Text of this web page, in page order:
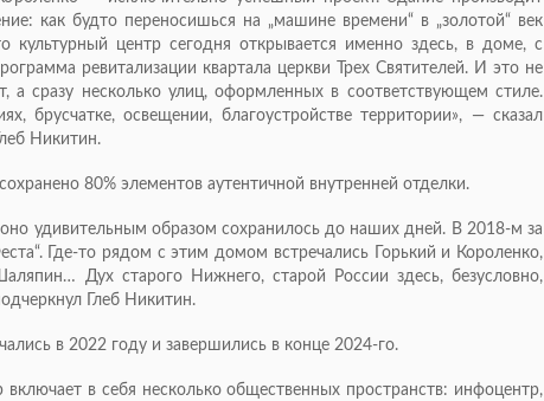
как будто переносишься на „машине времени“ в „золотой“ век
культурный центр сегодня открывается именно здесь, в доме, с
ревитализации квартала церкви Трех Святителей. И это не
а сразу несколько улиц, оформленных в соответствующем стиле.
брусчатке, освещении, благоустройстве территории», — сказал
Никитин.
80% элементов аутентичной внутренней отделки.
удивительным образом сохранилось до наших дней. В 2018-м за
Где-то рядом с этим домом встречались Горький и Короленко,
Дух старого Нижнего, старой России здесь, безусловно,
Глеб Никитин.
в 2022 году и завершились в конце 2024-го.
в себя несколько общественных пространств: инфоцентр,